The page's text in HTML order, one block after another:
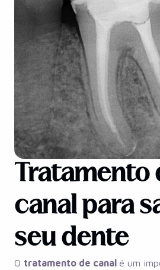
Tratamento
canal para
seu dente
O tratamento de canal é um